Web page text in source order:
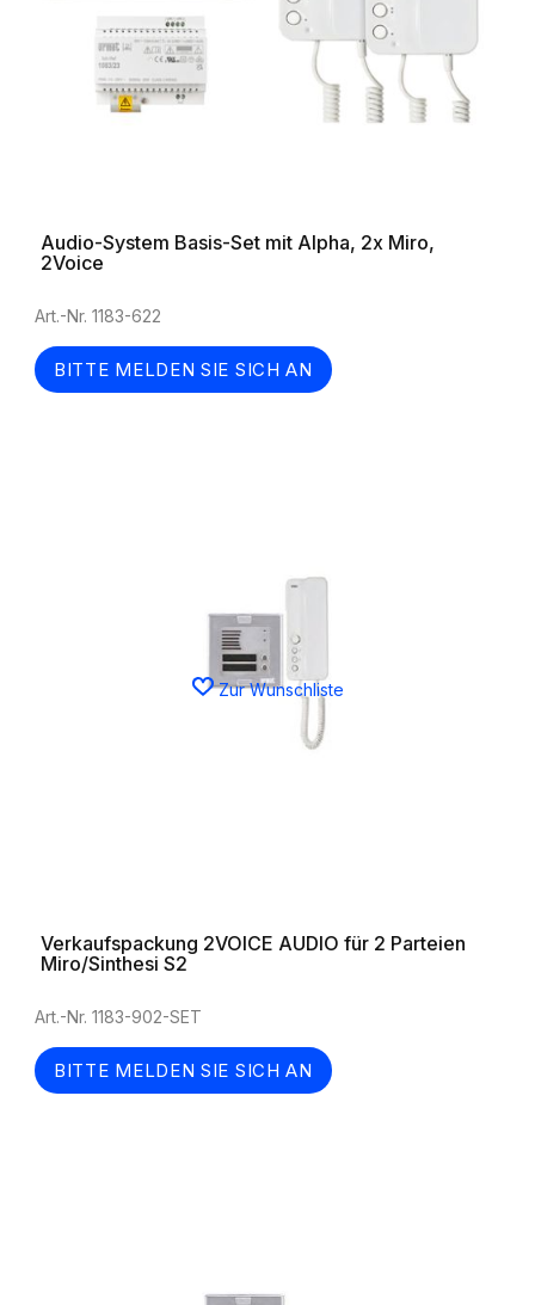
Audio-System Basis-Set mit Alpha, 2x Miro,
2Voice
Art.-Nr. 1183-622
BITTE MELDEN SIE SICH AN
Zur Wunschliste
Verkaufspackung 2VOICE AUDIO für 2 Parteien
Miro/Sinthesi S2
Art.-Nr. 1183-902-SET
BITTE MELDEN SIE SICH AN